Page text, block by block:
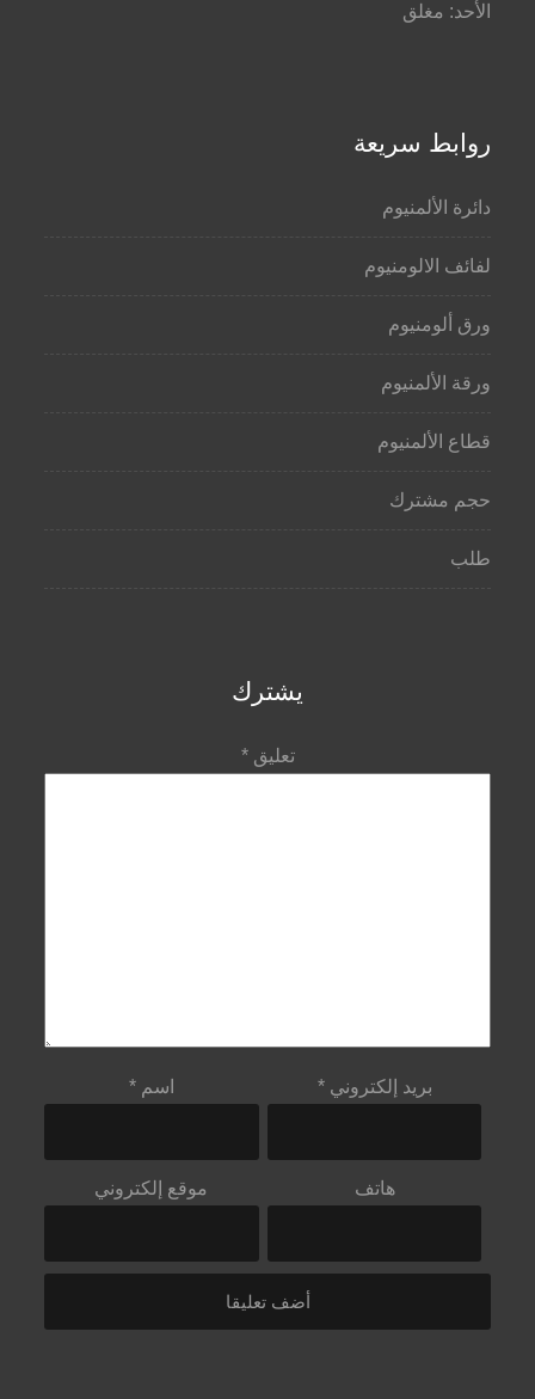
الأحد: مغلق
روابط سريعة
دائرة الألمنيوم
لفائف الالومنيوم
ورق ألومنيوم
ورقة الألمنيوم
قطاع الألمنيوم
حجم مشترك
طلب
يشترك
تعليق*
اسم* بريد إلكتروني*
موقع إلكتروني هاتف